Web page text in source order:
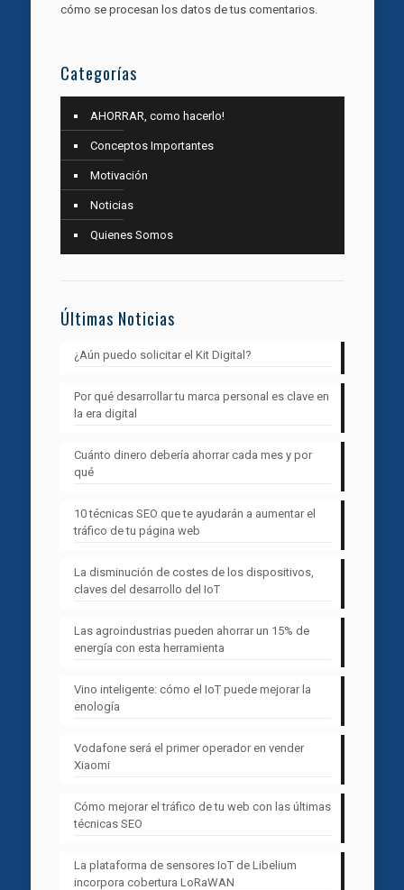
cómo se procesan los datos de tus comentarios.
Categorías
AHORRAR, como hacerlo!
Conceptos Importantes
Motivación
Noticias
Quienes Somos
Últimas Noticias
¿Aún puedo solicitar el Kit Digital?
Por qué desarrollar tu marca personal es clave en
la era digital
Cuánto dinero debería ahorrar cada mes y por
qué
10 técnicas SEO que te ayudarán a aumentar el
tráfico de tu página web
La disminución de costes de los dispositivos,
claves del desarrollo del IoT
Las agroindustrias pueden ahorrar un 15% de
energía con esta herramienta
Vino inteligente: cómo el IoT puede mejorar la
enología
Vodafone será el primer operador en vender
Xiaomi
Cómo mejorar el tráfico de tu web con las últimas
técnicas SEO
La plataforma de sensores IoT de Libelium
incorpora cobertura LoRaWAN